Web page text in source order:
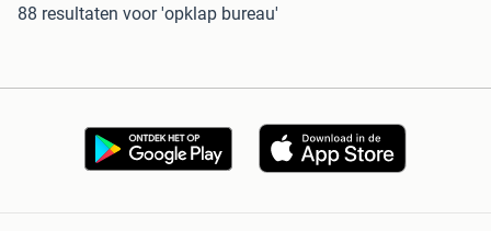
88 resultaten voor 'opklap bureau'